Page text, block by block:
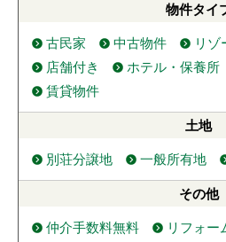
物件タイ
古民家 中古物件
リゾ
店舗付き
ホテル・保養所
賃貸物件
土地
別荘分譲地 一般所有地
その他
仲介手数料無料
リフォー